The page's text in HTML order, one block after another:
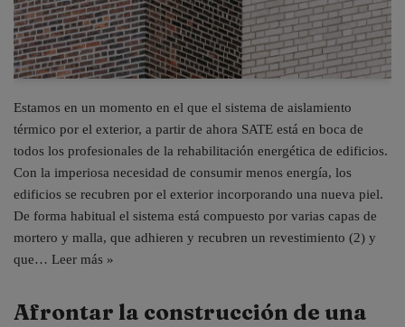
Estamos en un momento en el que el sistema de aislamiento
térmico por el exterior, a partir de ahora SATE está en boca de
todos los profesionales de la rehabilitación energética de edificios.
Con la imperiosa necesidad de consumir menos energía, los
edificios se recubren por el exterior incorporando una nueva piel.
De forma habitual el sistema está compuesto por varias capas de
mortero y malla, que adhieren y recubren un revestimiento (2) y
que… Leer más »
Afrontar la construcción de una